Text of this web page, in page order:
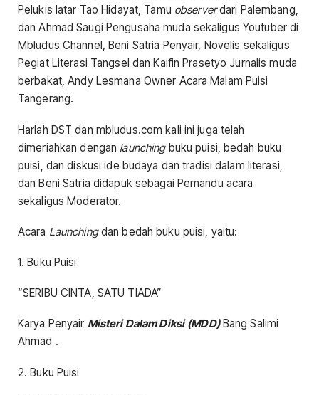
Pelukis latar Tao Hidayat, Tamu observerdari Palembang,
dan Ahmad Saugi Pengusaha muda sekaligus Youtuber di
Mbludus Channel, Beni Satria Penyair, Novelis sekaligus
Pegiat Literasi Tangsel dan Kaifin Prasetyo Jurnalis muda
berbakat, Andy Lesmana Owner Acara Malam Puisi
Tangerang.
Harlah DST dan mbludus.com kali ini juga telah
dimeriahkan dengan launchingbuku puisi, bedah buku
puisi, dan diskusi ide budaya dan tradisi dalam literasi,
dan Beni Satria didapuk sebagai Pemandu acara
sekaligus Moderator.
Acara Launchingdan bedah buku puisi, yaitu:
1. Buku Puisi
“SERIBU CINTA, SATU TIADA”
Karya Penyair Misteri Dalam Diksi (MDD)Bang Salimi
Ahmad .
2. Buku Puisi